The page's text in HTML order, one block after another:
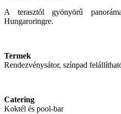
A terasztól gyönyörű
Hungaroringre.
Termek
Rendezvénysátor, színpad
Catering
Koktél és pool-bar